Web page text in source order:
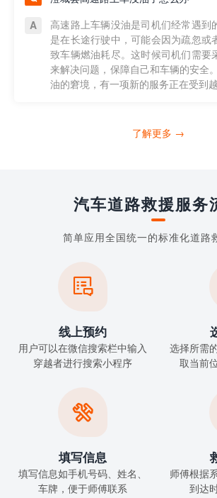
高速路上车辆没油是司机们经常遇到
是在长途行驶中，可能会因为疏忽或
致车辆燃油耗尽。这时候司机们需要
来解决问题，保障自己和车辆的安全
油的窘境，有一项新的服务正在受到
了解更多 →
汽车道路救援服务
简单应用全国统一的标准化道路

线上预约
用户可以在微信搜索栏中输入
穿越者进行搜索小程序
选择所需
取当前

填写信息
填写信息如手机号码、姓名、
车牌，便于师傅联系
师傅根据
到达